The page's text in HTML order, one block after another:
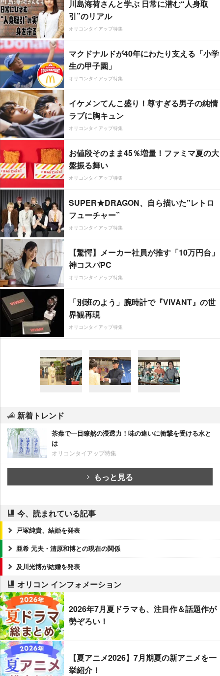
川島海荷さんと学ぶ 日常に潜む“人身取
引”のリアル
オリコンタイアップ特集
マクドナルドが40年にわたり支える「小学
生の甲子園」
オリコンタイアップ特集
イケメンてんこ盛り！尊すぎる男子の純情
ラブに胸キュン
オリコンタイアップ特集
お値段そのまま45％増量！ファミマ夏の大
盤振る舞い
オリコンタイアップ特集
SUPER★DRAGON、自ら描いた”レトロ
フューチャー”
オリコンタイアップ特集
【驚愕】メーカー社員が推す「10万円台」
神コスパPC
オリコンタイアップ特集
「別班のよう」腕時計で『VIVANT』の世
界観再現
オリコンタイアップ特集
新着トレンド
茶葉で一目瞭然の浸透力！味の違いに衝撃を受ける水と
は
オリコンタイアップ特集
もっと見る
今、読まれている記事
戸塚純貴、結婚を発表
亜希 元夫・清原和博との現在の関係
及川光博が結婚を発表
オリコン インフォメーション
2026年7月夏ドラマも、注目作＆話題作が
勢ぞろい！
【夏アニメ2026】7月期夏の新アニメを一
挙紹介！